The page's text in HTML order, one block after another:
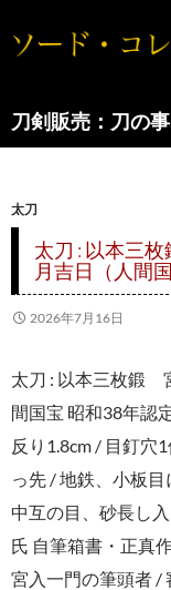
ン
ツ
ス
プ
検
索
太刀
太刀 : 以本三
月吉日（人間
2026年7月16日
太刀 : 以本三枚鍛
間国宝 昭和38年認
反り1.8cm / 目釘穴
っ先 / 地鉄、小板目
中互の目、砂長し
氏 自筆箱書・正真
宮入一門の筆頭者 /